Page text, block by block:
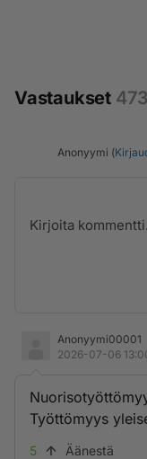
Vastaukset 473
Anonyymi (
Anonyymi00001
2026-07-06
Työttömyys
5 Äänestä